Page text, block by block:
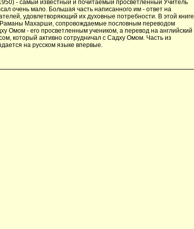
- самый известный и почитаемый просветленный Учитель
очень мало. Бoльшая часть написанного им - ответ на
удовлетворяющий их духовные потребности. В этой книге
Махарши, сопровождаемые пословным переводом
Омом - его просветленным учеником, а перевод на английский
который активно сотрудничал с Садху Омом. Часть из
на русском языке впервые.